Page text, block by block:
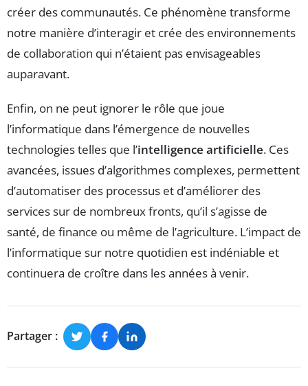
créer des communautés. Ce phénomène transforme
notre manière d’interagir et crée des environnements
de collaboration qui n’étaient pas envisageables
auparavant.
Enfin, on ne peut ignorer le rôle que joue
l’informatique dans l’émergence de nouvelles
technologies telles que l’intelligence artificielle. Ces
avancées, issues d’algorithmes complexes, permettent
d’automatiser des processus et d’améliorer des
services sur de nombreux fronts, qu’il s’agisse de
santé, de finance ou même de l’agriculture. L’impact de
l’informatique sur notre quotidien est indéniable et
continuera de croître dans les années à venir.
Partager :